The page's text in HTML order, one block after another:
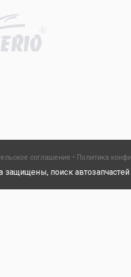
R
соглашение Политика
защищены, поиск